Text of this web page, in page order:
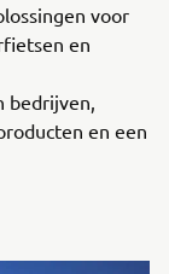
voor
en
bedrijven,
en een